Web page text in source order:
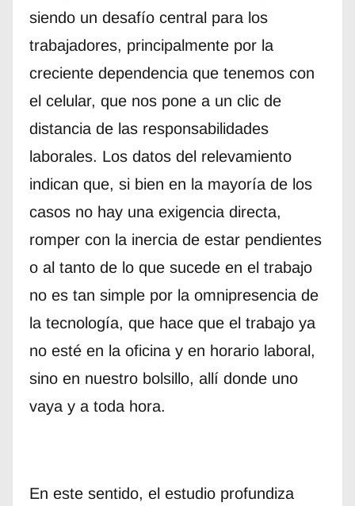
siendo un desafío central para los
trabajadores, principalmente por la
creciente dependencia que tenemos con
el celular, que nos pone a un clic de
distancia de las responsabilidades
laborales. Los datos del relevamiento
indican que, si bien en la mayoría de los
casos no hay una exigencia directa,
romper con la inercia de estar pendientes
o al tanto de lo que sucede en el trabajo
no es tan simple por la omnipresencia de
la tecnología, que hace que el trabajo ya
no esté en la oficina y en horario laboral,
sino en nuestro bolsillo, allí donde uno
vaya y a toda hora.
En este sentido, el estudio profundiza